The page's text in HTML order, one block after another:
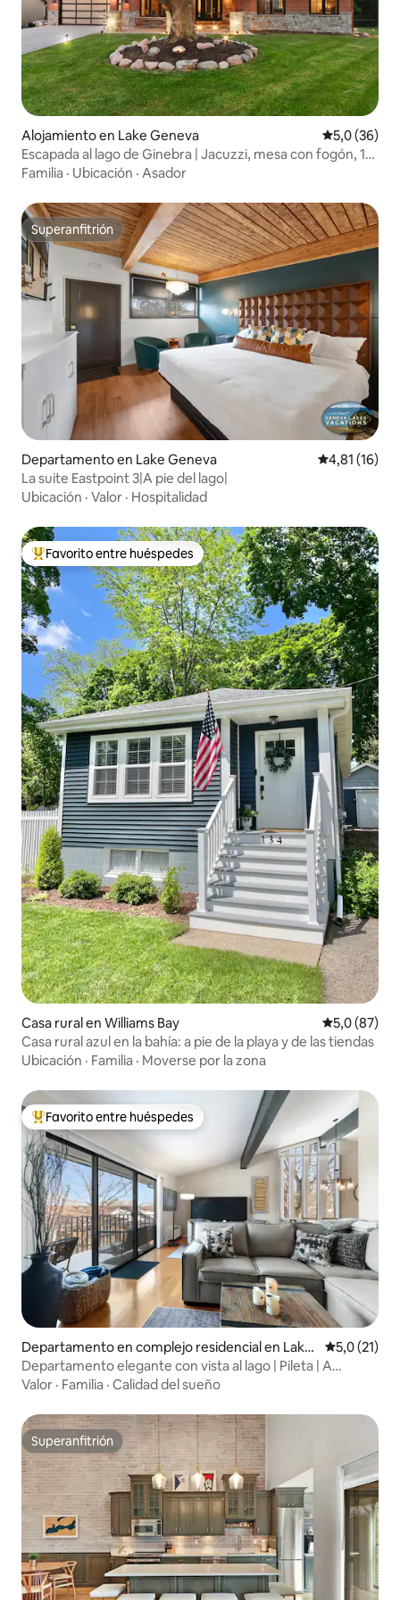
Alojamiento en Lake Geneva Calificación
5,0 (36)
Escapada al lago de Ginebra | Jacuzzi, mesa con fogón, 14
personas
Familia · Ubicación · Asador
Superanfitrión
Superanfitrión
Departamento en Lake Geneva Calificación
4,81 (16)
La suite Eastpoint 3|A pie del lago|
Ubicación · Valor · Hospitalidad
Favorito entre los huéspedes más destacados
Favorito entre huéspedes
Casa rural en Williams Bay Calificación
5,0 (87)
Casa rural azul en la bahía: a pie de la playa y de las tiendas
Ubicación · Familia · Moverse por la zona
Favorito entre los huéspedes más destacados
Favorito entre huéspedes
Departamento en complejo residencial en Lake
Geneva
Calificación
5,0 (21)
Departamento elegante con vista al lago | Pileta | A
minutos del centro
Valor · Familia · Calidad del sueño
Superanfitrión
Superanfitrión